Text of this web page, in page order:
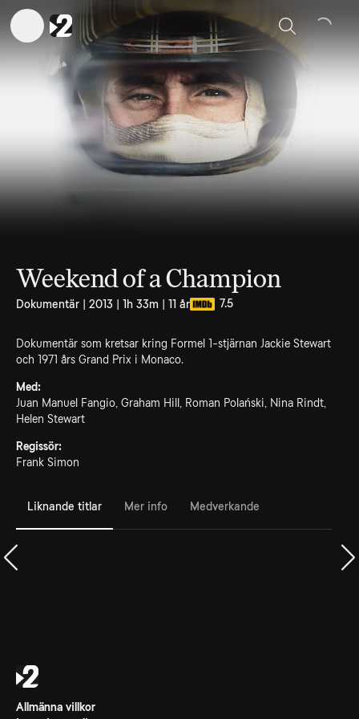
Sök
Weekend of a Champion
Dokumentär | 2013 | 1h 33m | 11 år 7.5
Dokumentär som kretsar kring Formel 1-stjärnan Jackie Stewart
och 1971 års Grand Prix i Monaco.
Med:
Juan Manuel Fangio, Graham Hill, Roman Polański, Nina Rindt,
Helen Stewart
Regissör:
Frank Simon
Liknande titlar Mer info Medverkande
Allmänna villkor